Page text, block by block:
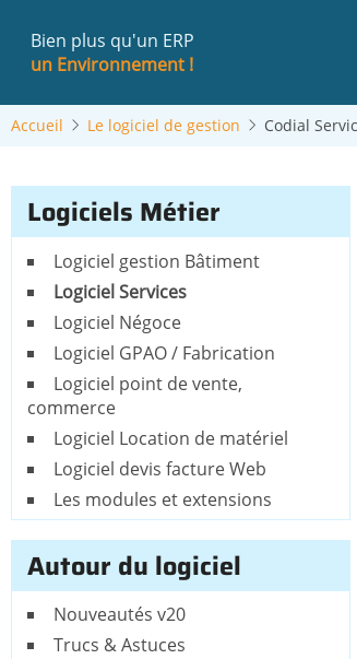
contenu
Bien plus qu'un ERP
un Environnement !
Accueil Le logiciel de gestion Codial
Logiciels Métier
Logiciel gestion Bâtiment
Logiciel Services
Logiciel Négoce
Logiciel GPAO / Fabrication
Logiciel point de vente,
commerce
Logiciel Location de matériel
Logiciel devis facture Web
Les modules et extensions
Autour du logiciel
Nouveautés v20
Trucs & Astuces